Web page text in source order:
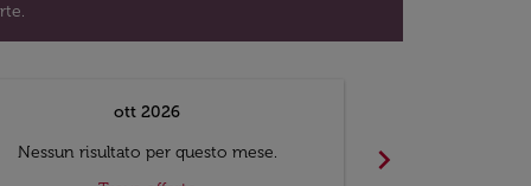
ott 2026
Nessun risultato per questo mese.
chevron_right